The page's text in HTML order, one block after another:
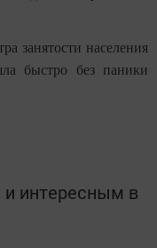
занятости населения
быстро без паники
интересным в